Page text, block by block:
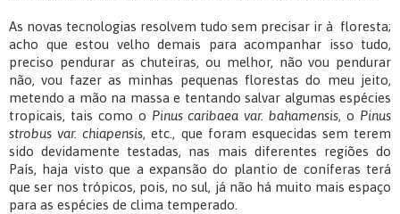
As novas tecnologias resolvem tudo sem precisar ir à floresta;
acho que estou velho demais para acompanhar isso tudo,
preciso pendurar as chuteiras, ou melhor, não vou pendurar
não, vou fazer as minhas pequenas florestas do meu jeito,
metendo a mão na massa e tentando salvar algumas espécies
tropicais, tais como o Pinus caribaea var. bahamensis, o Pinus
strobus var. chiapensis, etc., que foram esquecidas sem terem
sido devidamente testadas, nas mais diferentes regiões do
País, haja visto que a expansão do plantio de coníferas terá
que ser nos trópicos, pois, no sul, já não há muito mais espaço
para as espécies de clima temperado.